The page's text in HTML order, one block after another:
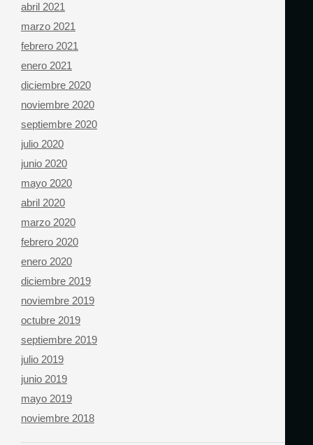
abril 2021
marzo 2021
febrero 2021
enero 2021
diciembre 2020
noviembre 2020
septiembre 2020
julio 2020
junio 2020
mayo 2020
abril 2020
marzo 2020
febrero 2020
enero 2020
diciembre 2019
noviembre 2019
octubre 2019
septiembre 2019
julio 2019
junio 2019
mayo 2019
noviembre 2018